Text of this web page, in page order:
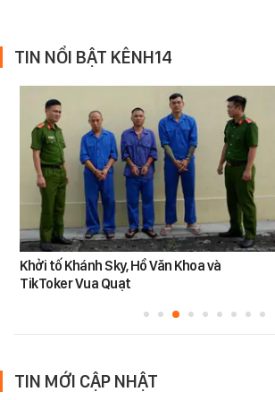
TIN NỔI BẬT KÊNH14
Khởi tố Khánh Sky, Hồ Văn Khoa và
TikToker Vua Quạt
TIN MỚI CẬP NHẬT